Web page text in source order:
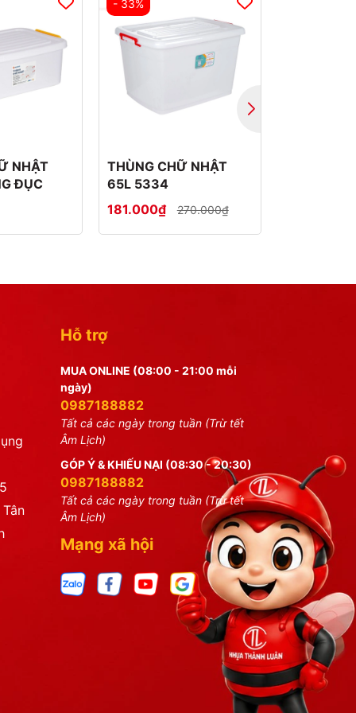
NHẬT
ĐỤC
- 33%
THÙNG CHỮ NHẬT
65L 5334
181.000₫
270.000₫
Hỗ trợ
MUA ONLINE (08:00 - 21:00 mỗi
ngày)
0987188882
Tất cả các ngày trong tuần (Trừ tết
Âm Lịch)
GÓP Ý & KHIẾU NẠI (08:30 - 20:30)
0987188882
Tất cả các ngày trong tuần (Trừ tết
Âm Lịch)
Mạng xã hội